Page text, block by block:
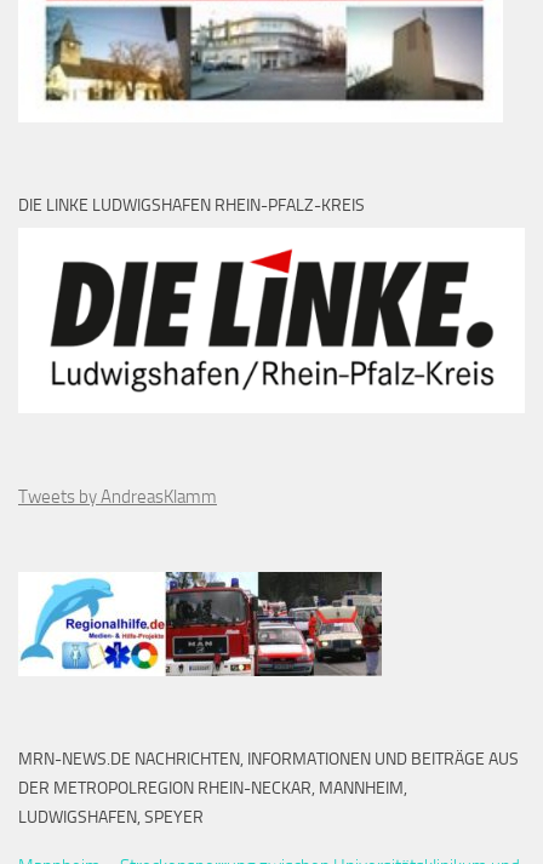
DIE LINKE LUDWIGSHAFEN RHEIN-PFALZ-KREIS
Tweets by AndreasKlamm
MRN-NEWS.DE NACHRICHTEN, INFORMATIONEN UND BEITRÄGE AUS
DER METROPOLREGION RHEIN-NECKAR, MANNHEIM,
LUDWIGSHAFEN, SPEYER